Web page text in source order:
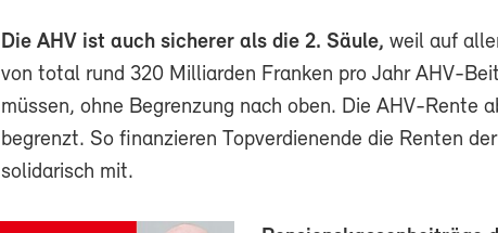
Die AHV ist auch sicherer als die 2. Säule, weil auf
von total rund 320 Milliarden Franken pro Jahr AHV-
müssen, ohne Begrenzung nach oben. Die AHV-Rente
begrenzt. So finanzieren Topverdienende die Renten
solidarisch mit.